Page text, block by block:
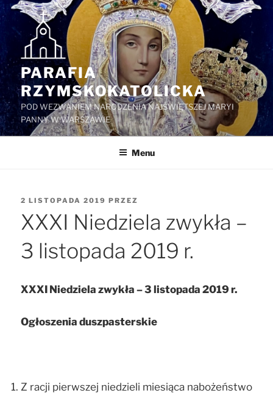
Przejdź
treści
PARAFIA
RZYMSKOKATOLICKA
POD WEZWANIEM NARODZENIA NAJŚWIĘTSZEJ MARYI
PANNY W WARSZAWIE
Menu
OPUBLIKOWANE
2 LISTOPADA 2019 PRZEZ
XXXI Niedziela zwykła –
3 listopada 2019 r.
XXXI Niedziela zwykła – 3 listopada 2019 r.
Ogłoszenia duszpasterskie
Z racji pierwszej niedzieli miesiąca nabożeństwo